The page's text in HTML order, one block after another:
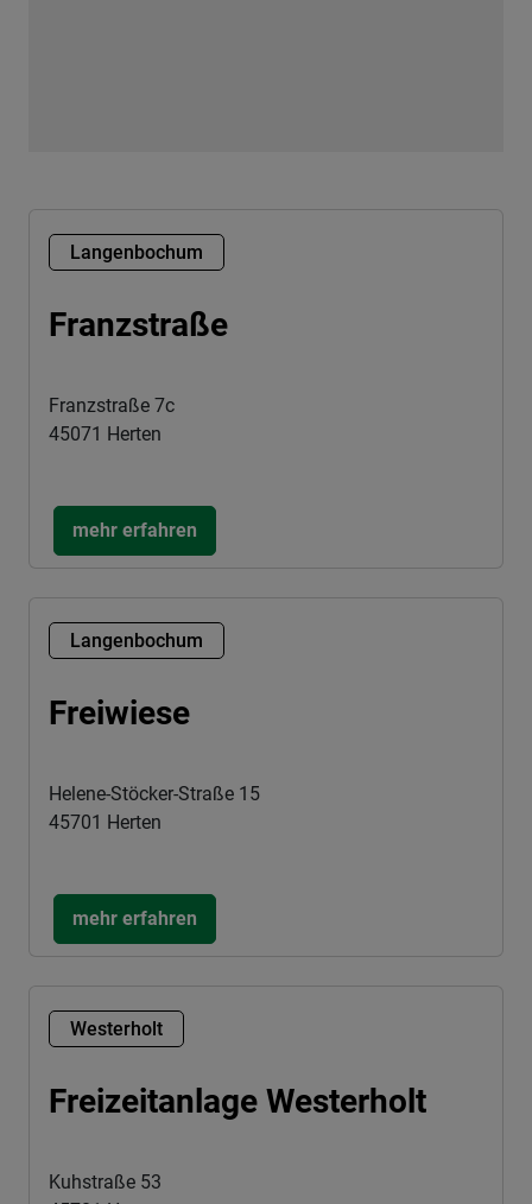
Langenbochum
Franzstraße
Franzstraße 7c
45071 Herten
mehr erfahren
Langenbochum
Freiwiese
Helene-Stöcker-Straße 15
45701 Herten
mehr erfahren
Westerholt
Freizeitanlage Westerholt
Kuhstraße 53